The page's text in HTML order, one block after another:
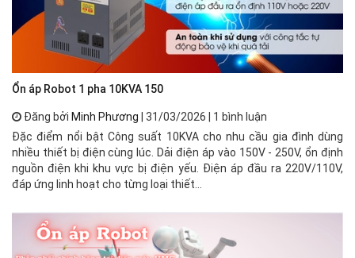
Ổn áp Robot 1 pha 10KVA 150
Đăng bởi Minh Phương | 31/03/2026 | 1 bình luận
Đặc điểm nổi bật Công suất 10KVA cho nhu cầu gia đình dùng
nhiều thiết bị điện cùng lúc. Dải điện áp vào 150V - 250V, ổn định
nguồn điện khi khu vực bị điện yếu. Điện áp đầu ra 220V/110V,
đáp ứng linh hoạt cho từng loại thiết...